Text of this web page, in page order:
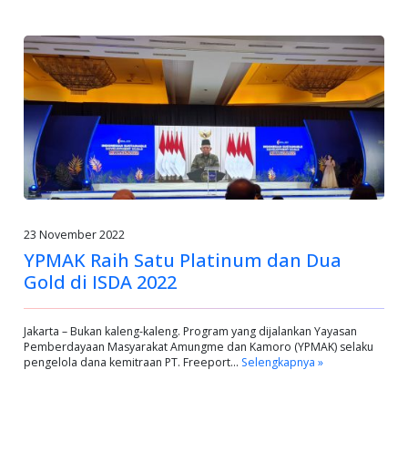
23 November 2022
YPMAK Raih Satu Platinum dan Dua
Gold di ISDA 2022
Jakarta – Bukan kaleng-kaleng. Program yang dijalankan Yayasan
Pemberdayaan Masyarakat Amungme dan Kamoro (YPMAK) selaku
pengelola dana kemitraan PT. Freeport… Selengkapnya »